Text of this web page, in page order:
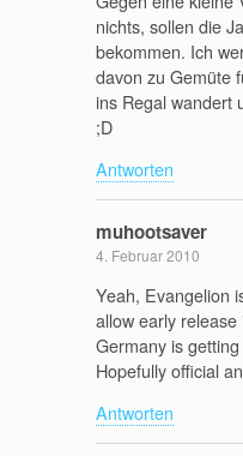
nichts, sollen die
bekommen. Ich
davon zu Gemüte
ins Regal wandert
;D
Antworten
muhootsaver
4. Februar 2010
Yeah, Evangelion
allow early
Germany is
Hopefully official
Antworten